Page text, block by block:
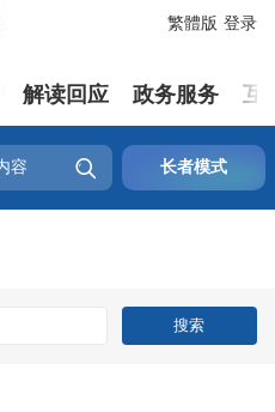
登录
繁體版
解读回应 政务服务 互
 长者模式